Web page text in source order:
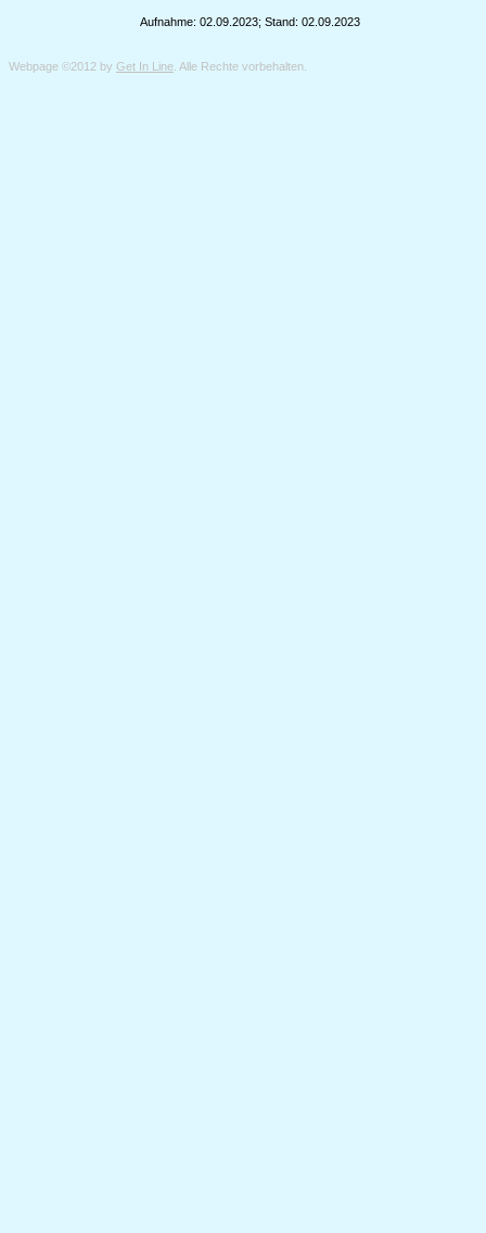
Aufnahme: 02.09.2023; Stand: 02.09.2023
Webpage ©2012 by Get In Line . Alle Rechte vorbehalten.